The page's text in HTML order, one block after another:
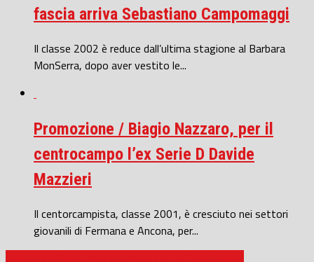
fascia arriva Sebastiano Campomaggi
Il classe 2002 è reduce dall’ultima stagione al Barbara
MonSerra, dopo aver vestito le...
Promozione / Biagio Nazzaro, per il
centrocampo l’ex Serie D Davide
Mazzieri
Il centorcampista, classe 2001, è cresciuto nei settori
giovanili di Fermana e Ancona, per...